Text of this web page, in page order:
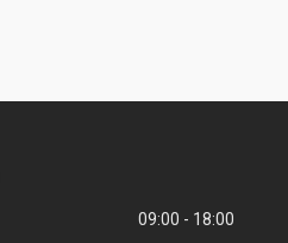
09:00
18:00